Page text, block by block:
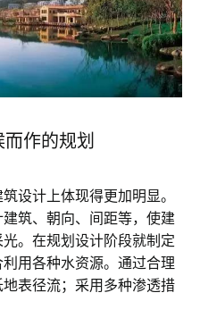
作的规划
设计上体现得更加明显。
筑、朝向、间距等，使建
。在规划设计阶段就制定
用各种水资源。通过合理
表径流；采用多种渗透措